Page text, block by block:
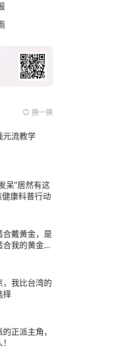
换一换
元流教学
呆”居然有这
康科普行动
合戴黄金，是
合我的黄金
我比台湾的
择
正派主角，